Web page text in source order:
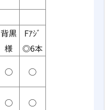
背黒
様
Fｱｼﾞ
◎6本
○
○
○
○